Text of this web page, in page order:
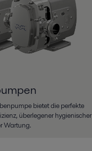
bietet die perfekte
überlegener hygienischer
Wartung.